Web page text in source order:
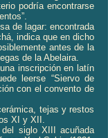
podría encontrarse
lagar: encontrada
indica que en dicho
antes de la
de la Abelaira.
inscripción en latín
leerse “Siervo de
con el convento de
tejas y restos
XI y XII.
XIII acuñada